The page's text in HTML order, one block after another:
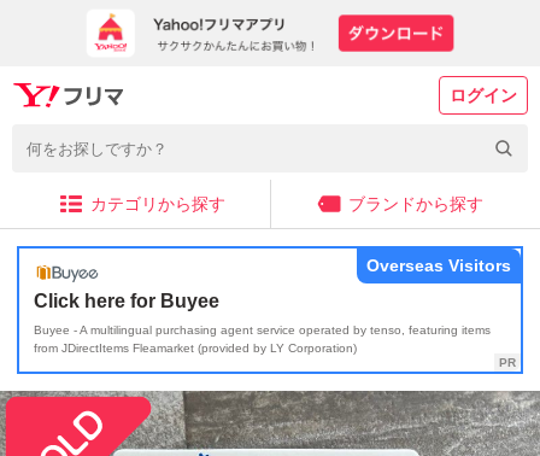
ログイン
カテゴリから探す ブランドから探す
Click here for Buyee
Buyee - A multilingual purchasing agent service operated by tenso, featuring items
from JDirectItems Fleamarket (provided by LY Corporation)
Overseas Visitors